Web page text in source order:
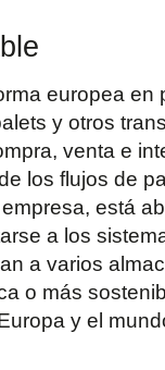
europea
y otros
venta e
los flujos de
está
a los
a varios
o más
y el